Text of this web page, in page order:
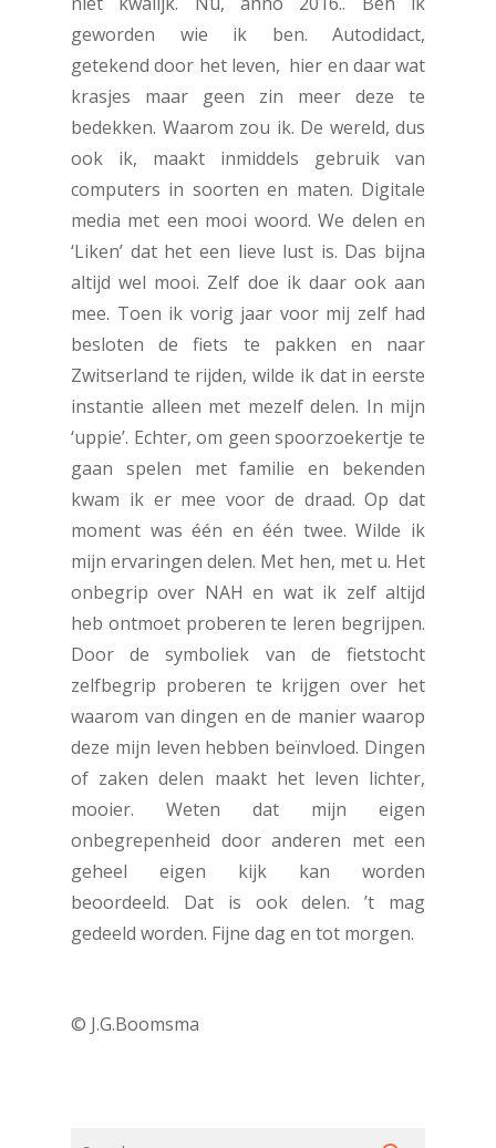
geworden wie ik ben. Autodidact,
getekend door het leven, hier en daar wat
krasjes maar geen zin meer deze te
bedekken. Waarom zou ik. De wereld, dus
ook ik, maakt inmiddels gebruik van
computers in soorten en maten. Digitale
media met een mooi woord. We delen en
‘Liken’ dat het een lieve lust is. Das bijna
altijd wel mooi. Zelf doe ik daar ook aan
mee. Toen ik vorig jaar voor mij zelf had
besloten de fiets te pakken en naar
Zwitserland te rijden, wilde ik dat in eerste
instantie alleen met mezelf delen. In mijn
‘uppie’. Echter, om geen spoorzoekertje te
gaan spelen met familie en bekenden
kwam ik er mee voor de draad. Op dat
moment was één en één twee. Wilde ik
mijn ervaringen delen. Met hen, met u. Het
onbegrip over NAH en wat ik zelf altijd
heb ontmoet proberen te leren begrijpen.
Door de symboliek van de fietstocht
zelfbegrip proberen te krijgen over het
waarom van dingen en de manier waarop
deze mijn leven hebben beïnvloed. Dingen
of zaken delen maakt het leven lichter,
mooier. Weten dat mijn eigen
onbegrepenheid door anderen met een
geheel eigen kijk kan worden
beoordeeld. Dat is ook delen. ’t mag
gedeeld worden. Fijne dag en tot morgen.
© J.G.Boomsma